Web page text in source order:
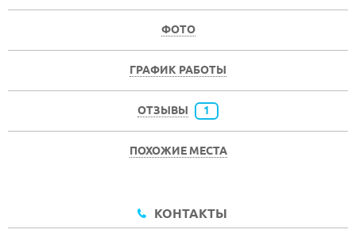
ФОТО
ГРАФИК РАБОТЫ
ОТЗЫВЫ 1
ПОХОЖИЕ МЕСТА
КОНТАКТЫ